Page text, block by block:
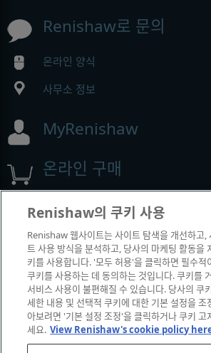
Renishaw로 문의
온라인 양식
사무소 정보
MyRenishaw
온라인 구매
전시회 및 컨퍼런스
Renishaw에서 참석하는 이벤트
Renishaw의 쿠키 사용
Renishaw 웹사이트는 사이트 탐색을 개선하고,
트 사용 방식을 분석하고, 당사의 마케팅 활동을
키를 사용합니다. '모두 허용'을 클릭하면 필수적
쿠키를 사용하는 데 동의하는 것입니다. 쿠키를
서비스 사용이 불편해질 수 있습니다. 당사의 쿠
세한 내용 및 선택적 쿠키에 대한 기본 설정을 조
아보려면 '기본 설정 조정'을 클릭하거나 쿠키 고
세요. View Renishaw's cookie policy